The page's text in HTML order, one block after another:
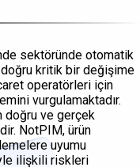
sektöründe otomatik
doğru kritik bir değişime
operatörleri için
vurgulamaktadır.
doğru ve gerçek
NotPIM, ürün
uyumu
ilişkili riskleri